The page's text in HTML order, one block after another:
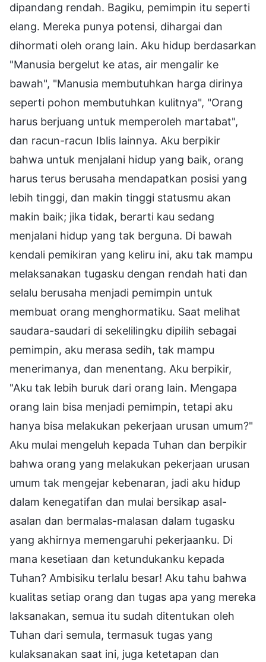
dipandang rendah. Bagiku, pemimpin itu seperti
elang. Mereka punya potensi, dihargai dan
dihormati oleh orang lain. Aku hidup berdasarkan
"Manusia bergelut ke atas, air mengalir ke
bawah", "Manusia membutuhkan harga dirinya
seperti pohon membutuhkan kulitnya", "Orang
harus berjuang untuk memperoleh martabat",
dan racun-racun Iblis lainnya. Aku berpikir
bahwa untuk menjalani hidup yang baik, orang
harus terus berusaha mendapatkan posisi yang
lebih tinggi, dan makin tinggi statusmu akan
makin baik; jika tidak, berarti kau sedang
menjalani hidup yang tak berguna. Di bawah
kendali pemikiran yang keliru ini, aku tak mampu
melaksanakan tugasku dengan rendah hati dan
selalu berusaha menjadi pemimpin untuk
membuat orang menghormatiku. Saat melihat
saudara-saudari di sekelilingku dipilih sebagai
pemimpin, aku merasa sedih, tak mampu
menerimanya, dan menentang. Aku berpikir,
"Aku tak lebih buruk dari orang lain. Mengapa
orang lain bisa menjadi pemimpin, tetapi aku
hanya bisa melakukan pekerjaan urusan umum?"
Aku mulai mengeluh kepada Tuhan dan berpikir
bahwa orang yang melakukan pekerjaan urusan
umum tak mengejar kebenaran, jadi aku hidup
dalam kenegatifan dan mulai bersikap asal-
asalan dan bermalas-malasan dalam tugasku
yang akhirnya memengaruhi pekerjaanku. Di
mana kesetiaan dan ketundukanku kepada
Tuhan? Ambisiku terlalu besar! Aku tahu bahwa
kualitas setiap orang dan tugas apa yang mereka
laksanakan, semua itu sudah ditentukan oleh
Tuhan dari semula, termasuk tugas yang
kulaksanakan saat ini, juga ketetapan dan